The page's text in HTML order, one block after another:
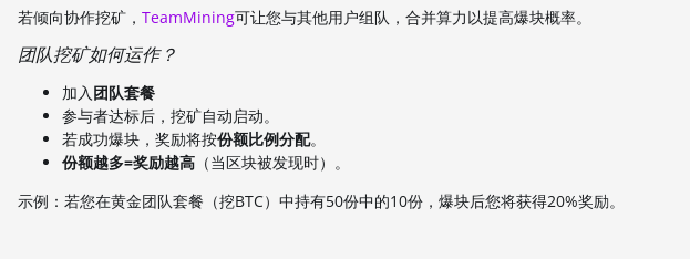
若倾向协作挖矿， TeamMining可让您与其他用户组队，合并算力以提高爆块概率。
团队挖矿如何运作？
加入团队套餐
参与者达标后，挖矿自动启动。
若成功爆块，奖励将按份额比例分配。
份额越多=奖励越高 （当区块被发现时）。
示例：若您在黄金团队套餐（挖BTC）中持有50份中的10份，爆块后您将获得20%奖励。